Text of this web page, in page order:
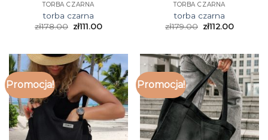
TORBA CZARNA
torba czarna
zł178.00 zł111.00
TORBA CZARNA
torba czarna
zł179.00 zł112.00
Promocja! Promocja!